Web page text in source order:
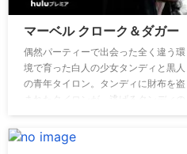
ように扱われているのを目撃した6人
は「プライド」が悪の組織だったこと
が扉が閉まっていて開かない！ 背後
から迫ってくる親たちの足音に焦った
モリーの目が突然光りだし…。悪の組
がら、立ち向かっていく。
マーベル クローク＆ダガー
偶然パーティーで出会った全く違う環
境で育った白人の少女タンディと黒人
の青年タイロン。タンディに財布を盗
まれたタイロンが、逃げるタンディの
発的な衝撃が起きる。彼女の手には光
の刃が、タイロンの手には闇に葬るこ